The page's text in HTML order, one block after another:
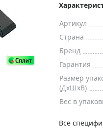
Распродажа выставочных
Артикул
Страна
Бренд
Гарантия
Размер
(ДxШxВ)
Вес в
Все